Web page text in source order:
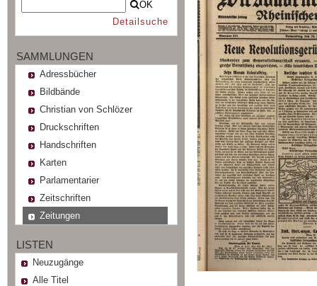
OK
Detailsuche
SAMMLUNGEN
Adressbücher
Bildbände
Christian von Schlözer
Druckschriften
Handschriften
Karten
Parlamentarier
Zeitschriften
Zeitungen
LISTEN
Neuzugänge
Alle Titel